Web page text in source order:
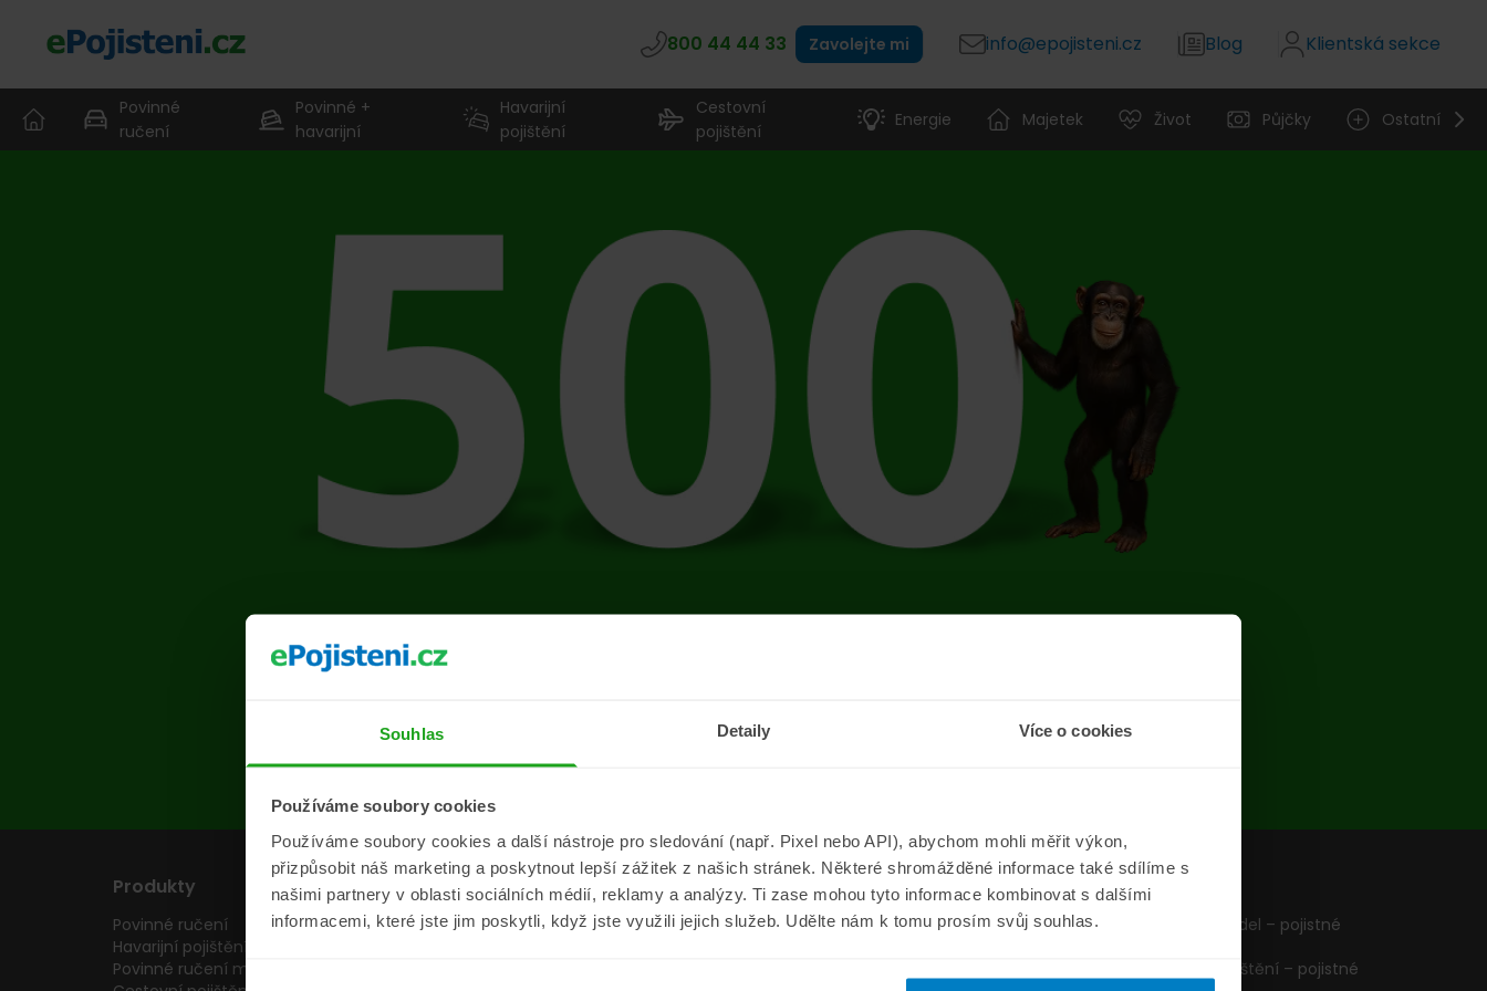
Souhlas Detaily Více o cookies
Používáme soubory cookies
Používáme soubory cookies a další nástroje pro sledování (např. Pixel nebo API), abychom mohli měřit výkon,
přizpůsobit náš marketing a poskytnout lepší zážitek z našich stránek. Některé shromážděné informace také sdílíme s
našimi partnery v oblasti sociálních médií, reklamy a analýzy. Ti zase mohou tyto informace kombinovat s dalšími
informacemi, které jste jim poskytli, když jste využili jejich služeb. Udělte nám k tomu prosím svůj souhlas.
800 44 44 33 Zavolejte mi info@epojisteni.cz Blog Klientská sekce
Povinné
ručení
Povinné +
havarijní
Havarijní
pojištění
Cestovní
pojištění
Energie Majetek Život Půjčky Ostatní
Na stránce se vyskytla chyba
Přejít na úvodní stránku
Produkty
Povinné ručení
Havarijní pojištění
Povinné ručení motocyklu
Pojišťovny
Pojišťovny
Informace
Aktuality
ePojisteni.cz
O nás
Formuláře
Pojištění vozidel – pojistné
Cestovní pojištění – pojistné